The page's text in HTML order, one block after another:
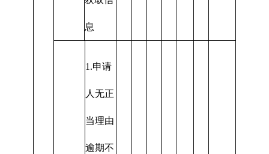
息
1.申请
人无正
当理由
逾期不